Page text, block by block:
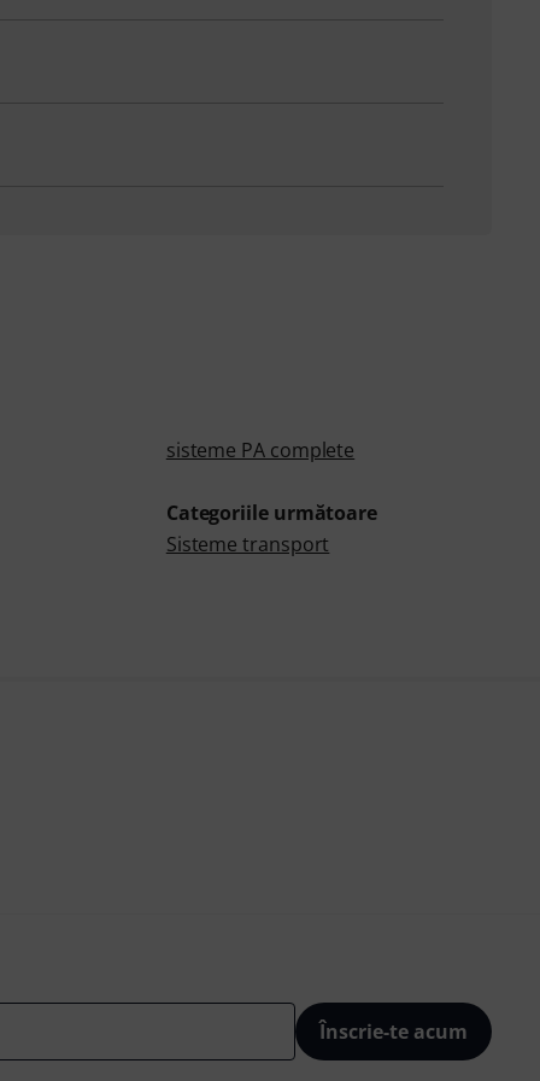
sisteme PA complete
Categoriile următoare
Sisteme transport
Înscrie-te acum